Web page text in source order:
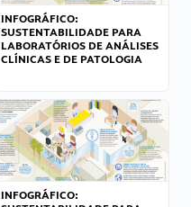
INFOGRÁFICO:
SUSTENTABILIDADE PARA
LABORATÓRIOS DE ANÁLISES
CLÍNICAS E DE PATOLOGIA
INFOGRÁFICO: